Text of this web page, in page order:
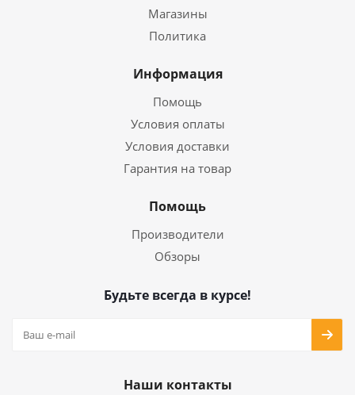
Магазины
Политика
Информация
Помощь
Условия оплаты
Условия доставки
Гарантия на товар
Помощь
Производители
Обзоры
Будьте всегда в курсе!
Наши контакты